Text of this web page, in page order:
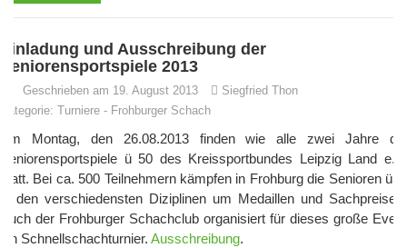
Einladung und Ausschreibung der
Seniorensportspiele 2013
Geschrieben am 19. August 2013
Siegfried Thon
Kategorie: Turniere - Frohburger Schach
Am Montag, den 26.08.2013 finden wie alle zwei Jahre die
Seniorensportspiele ü 50 des Kreissportbundes Leipzig Land e.V.
statt. Bei ca. 500 Teilnehmern kämpfen in Frohburg die Senioren ü50
in den verschiedensten Diziplinen um Medaillen und Sachpreisen.
Auch der Frohburger Schachclub organisiert für dieses große Event
ein Schnellschachturnier. Ausschreibung.